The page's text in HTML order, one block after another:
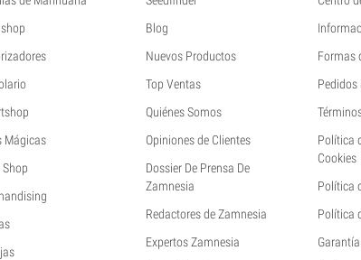
Mágicas
Shop
Blog
Nuevos Productos
Top Ventas
Quiénes Somos
Opiniones de Clientes
Dossier De Prensa De
Zamnesia
Redactores de Zamnesia
Expertos Zamnesia
Formas
Pedidos
Política
Cookies
Política
Política
Garantía